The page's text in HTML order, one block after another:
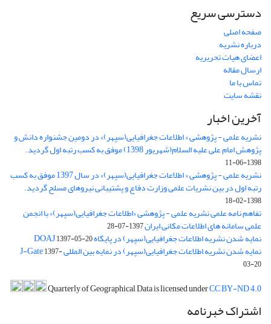
دسترسی سریع
صفحه اصلی
درباره نشریه
اعضای هیات تحریریه
ارسال مقاله
تماس با ما
نقشه سایت
آخرین اخبار
نشریه علمی - پژوهشی « اطلاعات جغرافیایی(سپهر)» در دومین جشنواره دانش و
پژوهش امام علی علیه السلام(شهریور 1398) موفق به کسب رتبه اول گردید.
1398-06-11
نشریه علمی - پژوهشی « اطلاعات جغرافیایی(سپهر)» در سال 1397 موفق به کسب
رتبه اول در بین نشریات علمی وزارت دفاع و پشتیبانی نیروهای مسلح گردید.
1398-02-18
تفاهم نامه علمی نشریه علمی - پژوهشی «اطلاعات جغرافیایی(سپهر)» با انجمن
علمی سامانه های اطلاعات مکانی ایران1397-07-28
نمایه شدن نشریه اطلاعات جغرافیایی(سپهر) در پایگاه DOAJ1397-05-20
نمایه شدن نشریه اطلاعات جغرافیایی(سپهر) در نمایه بین المللی J-Gate1397-
03-20
Quarterly of Geographical Data is licensed underCC BY-ND 4.0
اشتراک خبرنامه